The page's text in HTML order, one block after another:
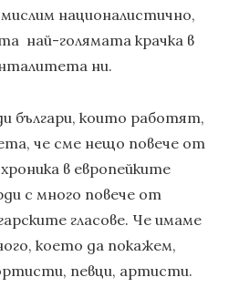
националистично,
най-голямата крачка в
ни.
българи, които работят,
че сме нещо повече от
в европейките
с много повече от
гласове. Че имаме
което да покажем,
певци, артисти.